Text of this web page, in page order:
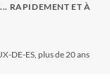
RAPIDEMENT ET À
DE-ES, plus de 20 ans